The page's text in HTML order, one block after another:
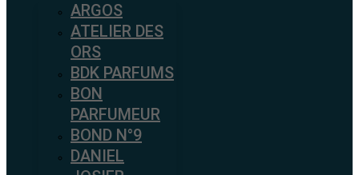
ARGOS
ATELIER DES
ORS
BDK PARFUMS
BON
PARFUMEUR
BOND N°9
DANIEL